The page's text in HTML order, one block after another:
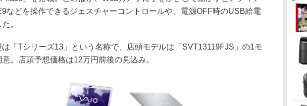
などを操作できるジェスチャーコントロールや、電源OFF時のUSB給電
。
「Tシリーズ13」という名称で、店頭モデルは「SVT13119FJS」の1モ
意。店頭予想価格は12万円前後の見込み。